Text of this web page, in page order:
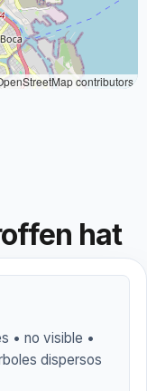
contributors
hat
• no visible •
dispersos